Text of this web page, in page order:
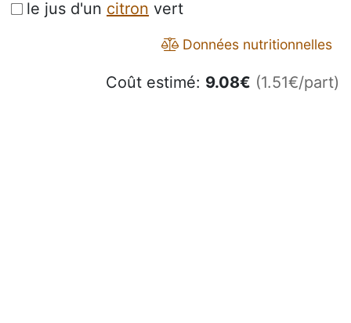
le jus d'un citron vert
Données nutritionnelles
Coût estimé: 9.08€ (1.51€/part)